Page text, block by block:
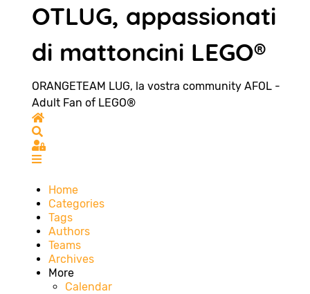
OTLUG, appassionati
di mattoncini LEGO®
ORANGETEAM LUG, la vostra community AFOL -
Adult Fan of LEGO®
Home
Sign In
Home
Categories
Tags
Authors
Teams
Archives
More
Calendar